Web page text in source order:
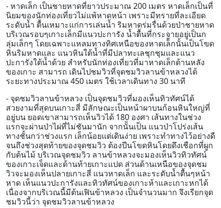
- หาดเล็ก เป็นชายหาดที่ยาวประมาณ 200 เมตร หาดเล็กเป็นที่
นิยมของนักท่องเที่ยวไม่แพ้หาดหน้า เพราะมีทรายที่ละเอียด
ระดับน้ำ ตื้นเหมาะแก่การเล่นน้ำ ริมหาดร่มรื่นด้วยป่าชายหาด
บริเวณรอบๆเกาะเล็กมีแนวปะการัง น้ำตื้นที่กระจายอยู่เป็นก
ลุ่มเล็กๆ โดยเฉพาะแหลมทางทิศเหนือของหาดเล็้กนั้นเป็นโขด
หินริมหาดและ แนวหินใต้น้ำที่มีปลาทะเลชุกชุมและแนว
ปะการังใต้น้ำด้วย สำหรับนักท่องเที่ยวที่มาหาดเล็กด้านหลัง
ของเกาะ สามารถ เดินไปชมวิวที่จุดชมวิวลานข้าหลวงได้
ระยะทางประมาณ 450 เมตร ใช้เวลาเดินทาง 30 นาที
- จุดชมวิวลานข้าหลวง เป็นจุดชมวิวที่มองเห็นทิวทัศน์ได้
สวยงามที่สุดบนเกาะสี่ มีลักษณะเป็นหน้าผาบนก้อนหินใหญ่ที่
อยู่บน ยอดเขาสามารถเห็นวิวได้ 180 องศา เส้นทางในช่วง
แรกจะผ่านป่าไผ่ที่ไม่ชันมานัก จากนั้นเป็น แนวป่าโปร่งเส้น
ทางชั้นกว่าช่วงแรก เล็กน้อยแต่เดินง่าย เพราะทำทางไว้อย่างดี
จนถึงช่วงสุดท้ายของจุดชมวิว ต้องปีนโขดหินโดยดึงเชือกที่ผูก
กับต้นไม้ บริเวณจุดชมวิว ลานข้าหลวงจะมองเห็นวิวทิวทัศน์
ของเกาะเจ็ดและด้านท้ายเกาะแปด ส่วนด้านเหนือของจุดชม
วิวจะมองเห็นปลายเกาะสี่ แนวหาดเล็ก และระดับน้ำตื้นๆหน้า
หาด เห็นแนวปะการังและทิวทัศน์ของเกาะห้าและเกาะหกได้
เนื่องจากบริเวณนี้มีต้นเฟินข้าหลวง เป็นจำนวนมาก จึงเรียกจุด
ชมวิวนี้ว่า จุดชมวิวลานข้าหลวง